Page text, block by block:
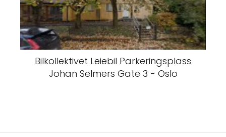
Bilkollektivet Leiebil Parkeringsplass
Johan Selmers Gate 3 - Oslo